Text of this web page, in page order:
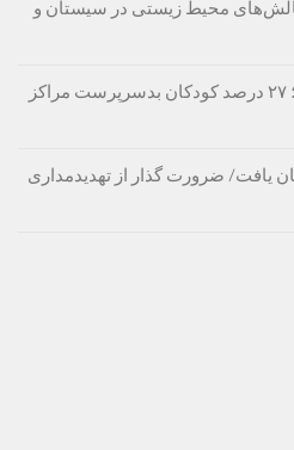
محیط زیستی در سیستان و
در گفت‌وگو با ایرنا اعلام شد؛ ۲۷ درصد کودکان بدسرپرست مراکز
یافت/ ضرورت گذار از تهدیدمداری